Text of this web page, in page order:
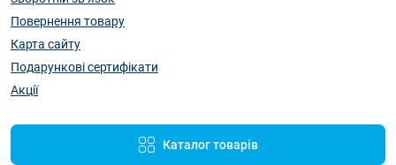
Повернення товару
Карта сайту
Подарункові сертифікати
Акції
Каталог товарів